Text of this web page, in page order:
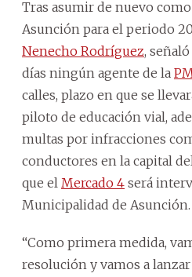
Tras asumir de nuevo
Asunción para el periodo
Nenecho Rodríguez,
días ningún agente de la
calles, plazo en que se
piloto de educación vial,
multas por infracciones
conductores en la capital
que el Mercado 4 será
Municipalidad de Asunción.
“Como primera medida,
resolución y vamos a